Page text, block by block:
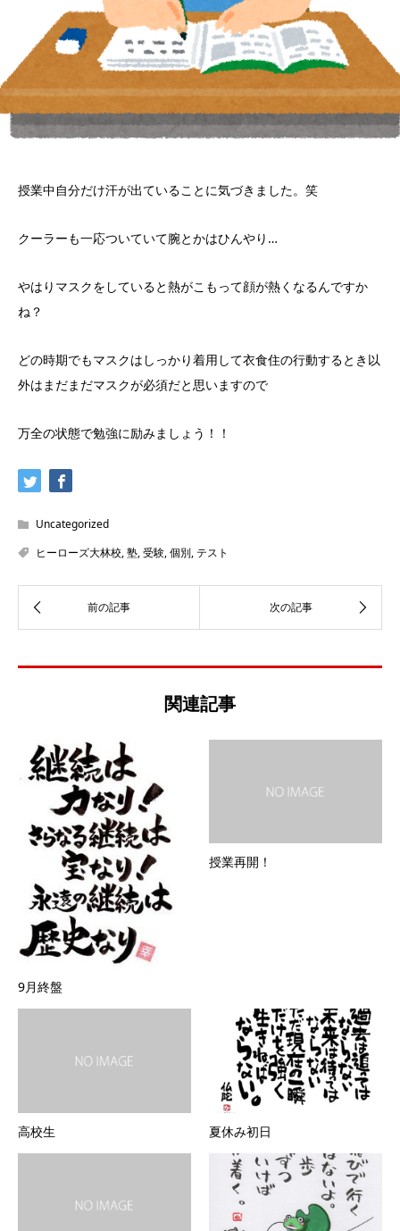
授業中自分だけ汗が出ていることに気づきました。笑
クーラーも一応ついていて腕とかはひんやり…
やはりマスクをしていると熱がこもって顔が熱くなるんですか
ね？
どの時期でもマスクはしっかり着用して衣食住の行動するとき以
外はまだまだマスクが必須だと思いますので
万全の状態で勉強に励みましょう！！
Uncategorized
ヒーローズ大林校,塾,受験,個別,テスト
関連記事
9月終盤
授業再開！
高校生 夏休み初日